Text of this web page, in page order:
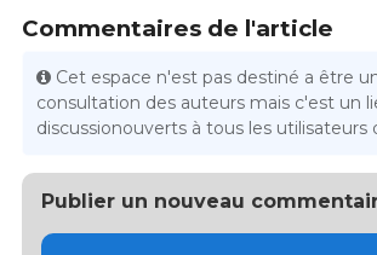
Commentaires de l'article
Cet espace n'est pas destiné a être
consultation des auteurs mais c'est un
discussionouverts à tous les utilisateurs
Publier un nouveau